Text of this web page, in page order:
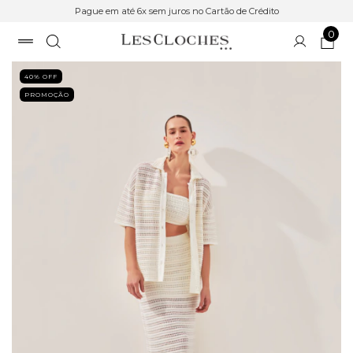
Pague em até 6x sem juros no Cartão de Crédito
0
40% OFF
PROMOÇÃO